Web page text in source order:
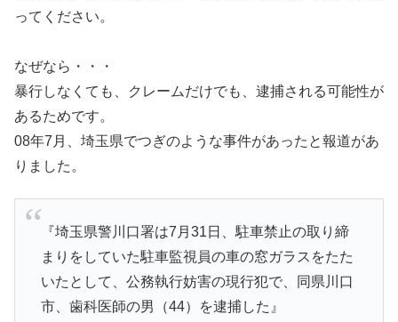
ってください。
なぜなら・・・
暴行しなくても、クレームだけでも、逮捕される可能性が
あるためです。
08年7月、埼玉県でつぎのような事件があったと報道があ
りました。
『埼玉県警川口署は7月31日、駐車禁止の取り締
まりをしていた駐車監視員の車の窓ガラスをたた
いたとして、公務執行妨害の現行犯で、同県川口
市、歯科医師の男（44）を逮捕した』